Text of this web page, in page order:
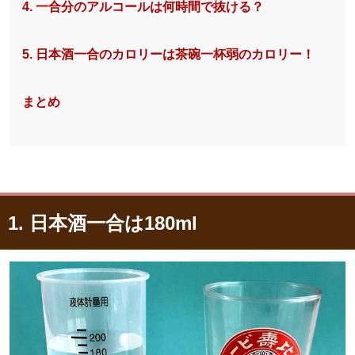
4. 一合分のアルコールは何時間で抜ける？
5. 日本酒一合のカロリーは茶碗一杯弱のカロリー！
まとめ
1. 日本酒一合は180ml